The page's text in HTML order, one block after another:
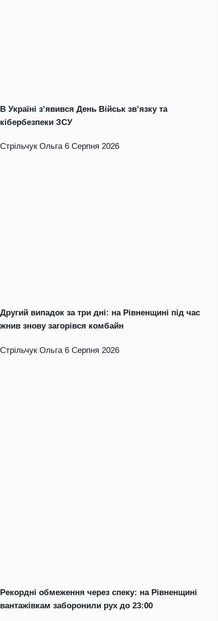
В Україні з’явився День Військ зв’язку та
кібербезпеки ЗСУ
Стрільчук Ольга 6 Серпня 2026
Другий випадок за три дні: на Рівненщині під час
жнив знову загорівся комбайн
Стрільчук Ольга 6 Серпня 2026
Рекордні обмеження через спеку: на Рівненщині
вантажівкам заборонили рух до 23:00